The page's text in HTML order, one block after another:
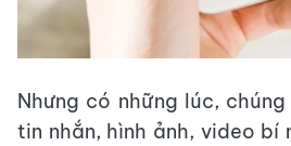
Nhưng có những lúc,
tin nhắn, hình ảnh, video bí